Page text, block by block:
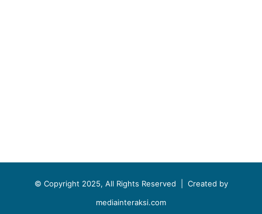
© Copyright 2025, All Rights Reserved | Created by
mediainteraksi.com